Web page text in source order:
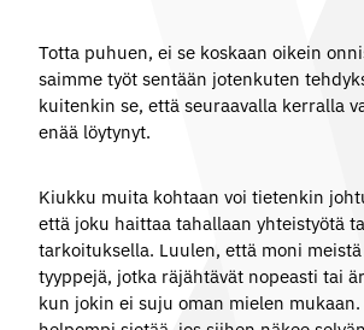
Totta puhuen, ei se koskaan oikein
saimme työt sentään jotenkuten
kuitenkin se, että seuraavalla kerralla
enää löytynyt.
Kiukku muita kohtaan voi tietenkin
että joku haittaa tahallaan yhteistyötä
tarkoituksella. Luulen, että moni
tyyppejä, jotka räjähtävät nopeasti tai
kun jokin ei suju oman mielen mukaan.